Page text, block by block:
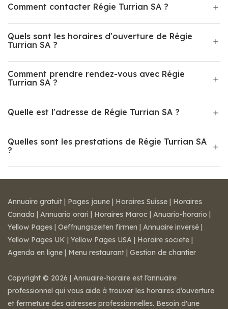
Comment contacter Régie Turrian SA ?
Quels sont les horaires d'ouverture de Régie
Turrian SA ?
Comment prendre rendez-vous avec Régie
Turrian SA ?
Quelle est l'adresse de Régie Turrian SA ?
Quelles sont les prestations de Régie Turrian SA
?
Annuaire gratuit | Pages jaune | Horaires Suisse | Horaires
Canada | Annuario orari | Horaires Maroc | Anuario-horario |
Yellow Pages | Oeffnungszeiten firmen | Annuaire inversé |
Yellow Pages UK | Yellow Pages USA | Horaire societe |
Agenda en ligne | Menu restaurant | Gestion de chantier
Copyright © 2026 | Annuaire-horaire est l’annuaire
professionnel qui vous aide à trouver les horaires d’ouverture
et fermeture des adresses professionnelles. Besoin d'une